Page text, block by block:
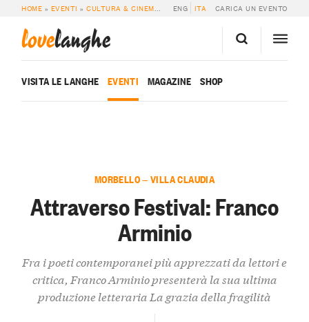
HOME » EVENTI »CULTURA & CINEMA » ATTRAVERSO FESTIVAL: FRANCO
ENG ITA CARICA UN EVENTO
lovelanghe
VISITA LE LANGHE EVENTI MAGAZINE SHOP
MORBELLO — VILLA CLAUDIA
Attraverso Festival: Franco
Arminio
Fra i poeti contemporanei più apprezzati da lettori e
critica, Franco Arminio presenterà la sua ultima
produzione letteraria La grazia della fragilità